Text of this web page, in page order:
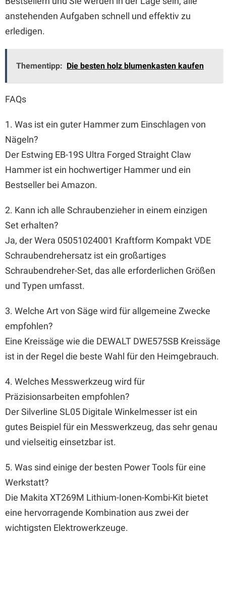
anstehenden Aufgaben schnell und effektiv zu
erledigen.
Thementipp: Die besten holz blumenkasten kaufen
FAQs
1. Was ist ein guter Hammer zum Einschlagen von
Nägeln?
Der Estwing EB-19S Ultra Forged Straight Claw
Hammer ist ein hochwertiger Hammer und ein
Bestseller bei Amazon.
2. Kann ich alle Schraubenzieher in einem einzigen
Set erhalten?
Ja, der Wera 05051024001 Kraftform Kompakt VDE
Schraubendrehersatz ist ein großartiges
Schraubendreher-Set, das alle erforderlichen Größen
und Typen umfasst.
3. Welche Art von Säge wird für allgemeine Zwecke
empfohlen?
Eine Kreissäge wie die DEWALT DWE575SB Kreissäge
ist in der Regel die beste Wahl für den Heimgebrauch.
4. Welches Messwerkzeug wird für
Präzisionsarbeiten empfohlen?
Der Silverline SL05 Digitale Winkelmesser ist ein
gutes Beispiel für ein Messwerkzeug, das sehr genau
und vielseitig einsetzbar ist.
5. Was sind einige der besten Power Tools für eine
Werkstatt?
Die Makita XT269M Lithium-Ionen-Kombi-Kit bietet
eine hervorragende Kombination aus zwei der
wichtigsten Elektrowerkzeuge.